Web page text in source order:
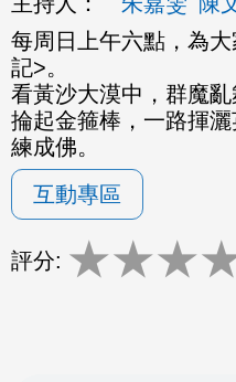
每周日上午六點，為
記>。
看黃沙大漠中，群魔
掄起金箍棒，一路揮
練成佛。
互動專區
評分: ★★★